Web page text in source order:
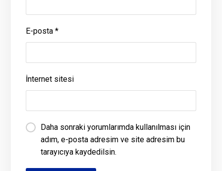
E-posta*
İnternet sitesi
Daha sonraki yorumlarımda kullanılması için
adım, e-posta adresim ve site adresim bu
tarayıcıya kaydedilsin.